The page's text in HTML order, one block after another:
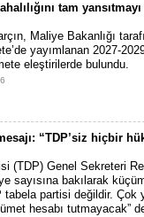
tam
Maliye Bakanlığı
yayımlanan 2027-
eleştirilerde bulundu.
“TDP’siz hiçbir
(TDP) Genel Sekreteri
sayısına bakılarak
tabela partisi değildir. Çok
hesabı tutmayacak”